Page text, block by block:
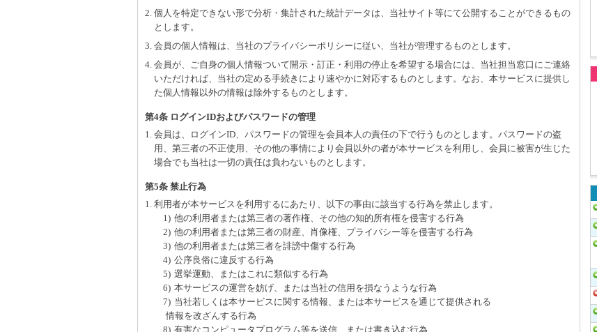
2. 個人を特定できない形で分析・集計された統計データは、当社サイト等にて公開することができるもの
とします。
3. 会員の個人情報は、当社のプライバシーポリシーに従い、当社が管理するものとします。
4. 会員が、ご自身の個人情報ついて開示・訂正・利用の停止を希望する場合には、当社担当窓口にご連絡
いただければ、当社の定める手続きにより速やかに対応するものとします。なお、本サービスに提供し
た個人情報以外の情報は除外するものとします。
第4条 ログインIDおよびパスワードの管理
1. 会員は、ログインID、パスワードの管理を会員本人の責任の下で行うものとします。パスワードの盗
用、第三者の不正使用、その他の事情により会員以外の者が本サービスを利用し、会員に被害が生じた
場合でも当社は一切の責任は負わないものとします。
第5条 禁止行為
1. 利用者が本サービスを利用するにあたり、以下の事由に該当する行為を禁止します。
1) 他の利用者または第三者の著作権、その他の知的所有権を侵害する行為
2) 他の利用者または第三者の財産、肖像権、プライバシー等を侵害する行為
3) 他の利用者または第三者を誹謗中傷する行為
4) 公序良俗に違反する行為
5) 選挙運動、またはこれに類似する行為
6) 本サービスの運営を妨げ、または当社の信用を損なうような行為
7) 当社若しくは本サービスに関する情報、または本サービスを通じて提供される
情報を改ざんする行為
8) 有害なコンピュータプログラム等を送信、または書き込む行為